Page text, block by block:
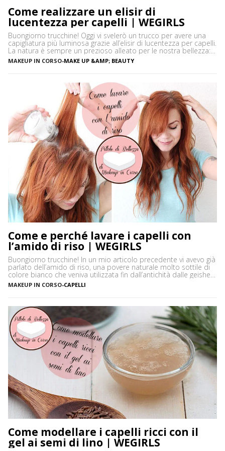
Come realizzare un elisir di
lucentezza per capelli | WEGIRLS
Buongiorno trucchine! Oggi vi svelerò un trucco per avere una
capigliatura più luminosa grazie all’elisir di lucentezza per capelli.
La natura è sempre un prezioso alleato per le nostra bellezza:
ogni pianta, ogni fiore e ogni erba contiene elementi preziosi
dalle innumerevoli proprietà benefiche per la nostra pelle e i
MAKEUP IN CORSO-MAKE UP &AMP; BEAUTY
Come e perché lavare i capelli con
l’amido di riso | WEGIRLS
Buongiorno trucchine! In un mio articolo precedente vi avevo già
parlato dell’amido di riso, una povere naturale molto sottile di
colore bianco che veniva utilizzata fin dall’antichità dalle geishe,
in Giappone, per la cura e la bellezza non solo della pelle ma
anche dei capelli. Vi avevo spiegato come realizzare una cipria
MAKEUP IN CORSO-CAPELLI
Come modellare i capelli ricci con il
gel ai semi di lino | WEGIRLS